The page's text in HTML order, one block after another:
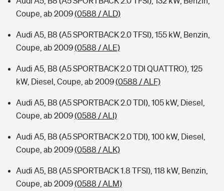
Coupe, ab 2009(0588 / ALD)
Audi A5, B8 (A5 SPORTBACK 2.0 TFSI), 155 kW, Benzin,
Coupe, ab 2009(0588 / ALE)
Audi A5, B8 (A5 SPORTBACK 2.0 TDI QUATTRO), 125
kW, Diesel, Coupe, ab 2009(0588 / ALF)
Audi A5, B8 (A5 SPORTBACK 2.0 TDI), 105 kW, Diesel,
Coupe, ab 2009(0588 / ALI)
Audi A5, B8 (A5 SPORTBACK 2.0 TDI), 100 kW, Diesel,
Coupe, ab 2009(0588 / ALK)
Audi A5, B8 (A5 SPORTBACK 1.8 TFSI), 118 kW, Benzin,
Coupe, ab 2009(0588 / ALM)